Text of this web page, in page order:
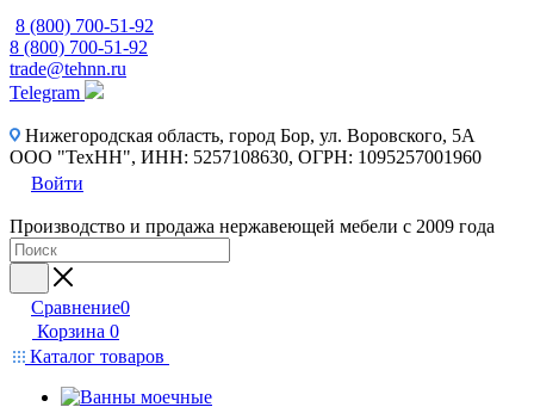
8 (800) 700-51-92
8 (800) 700-51-92
trade@tehnn.ru
Telegram
Нижегородская область, город Бор, ул. Воровского, 5А
ООО "ТехНН", ИНН: 5257108630, ОГРН: 1095257001960
Войти
Производство и продажа нержавеющей мебели с 2009 года
Сравнение0
Корзина 0
Каталог товаров